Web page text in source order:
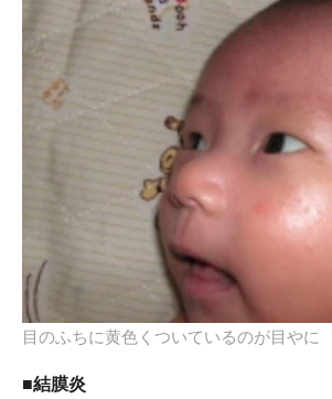
目のふちに黄色くついているのが目やに
■結膜炎